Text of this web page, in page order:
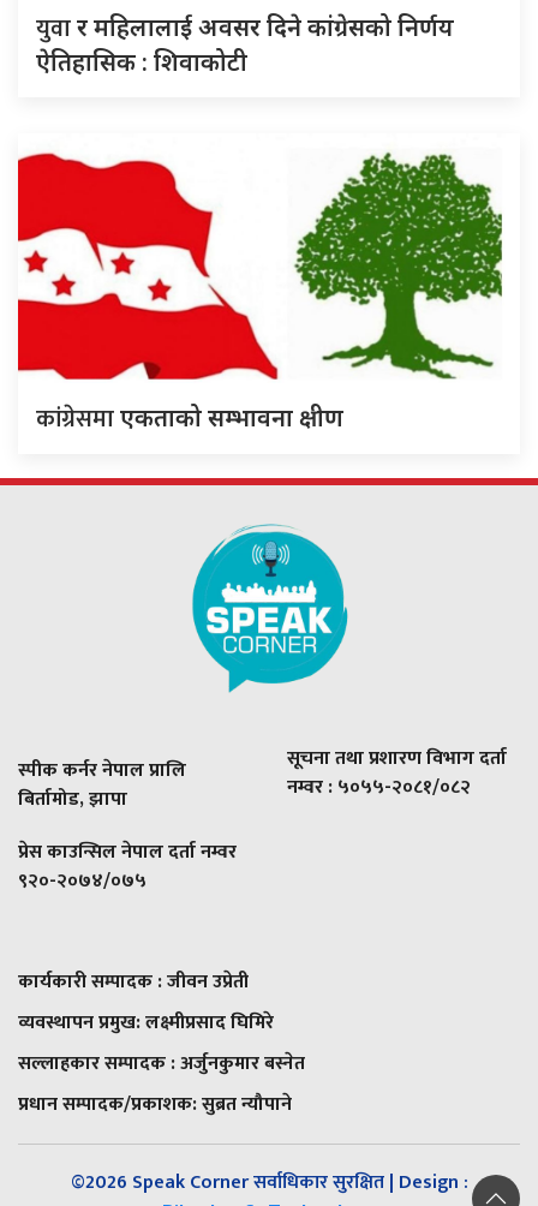
युवार महिलालाई अवसर दिने कांग्रेसको निर्णय
ऐतिहासिक : शिवाकोटी
कांग्रेसमाएकताको सम्भावना क्षीण
स्पीक कर्नर नेपाल प्रालि
बिर्तामोड, झापा
प्रेस काउन्सिल नेपाल दर्ता नम्वर
९२०-२०७४/०७५
सूचना तथा प्रशारण विभाग दर्ता
नम्वर : ५०५५-२०८१/०८२
कार्यकारी सम्पादक : जीवन उप्रेती
व्यवस्थापन प्रमुख:लक्ष्मीप्रसाद घिमिरे
सल्लाहकार सम्पादक : अर्जुनकुमार बस्नेत
प्रधान सम्पादक/प्रकाशक:सुब्रत न्यौपाने
©2026 Speak Corner सर्वाधिकार सुरक्षित | Design :